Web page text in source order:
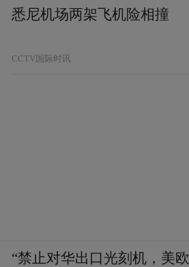
悉尼机场两架飞机险相撞
CCTV国际时讯
“禁止对华出口光刻机，美欧